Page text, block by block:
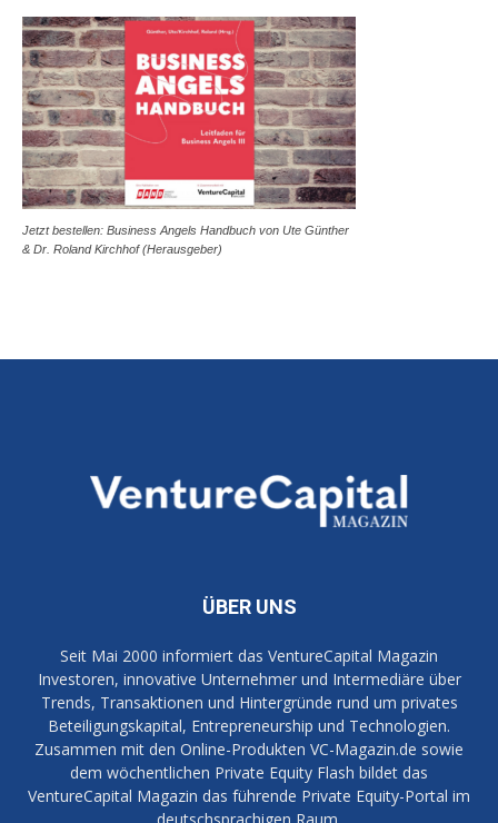
Jetzt bestellen: Business Angels Handbuch von Ute Günther
& Dr. Roland Kirchhof (Herausgeber)
ÜBER UNS
Seit Mai 2000 informiert das VentureCapital Magazin
Investoren, innovative Unternehmer und Intermediäre über
Trends, Transaktionen und Hintergründe rund um privates
Beteiligungskapital, Entrepreneurship und Technologien.
Zusammen mit den Online-Produkten VC-Magazin.de sowie
dem wöchentlichen Private Equity Flash bildet das
VentureCapital Magazin das führende Private Equity-Portal im